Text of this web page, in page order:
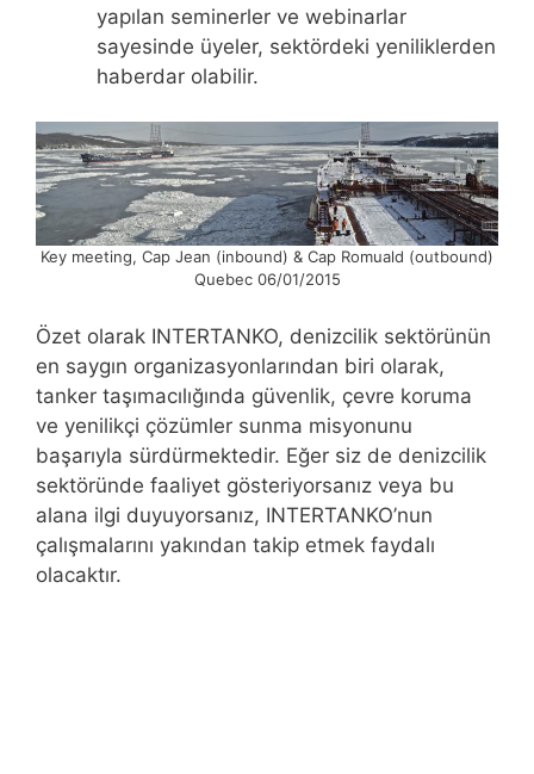
yapılan seminerler ve webinarlar
sayesinde üyeler, sektördeki yeniliklerden
haberdar olabilir.
Key meeting, Cap Jean (inbound) & Cap Romuald (outbound)
Quebec 06/01/2015
Özet olarak INTERTANKO, denizcilik sektörünün
en saygın organizasyonlarından biri olarak,
tanker taşımacılığında güvenlik, çevre koruma
ve yenilikçi çözümler sunma misyonunu
başarıyla sürdürmektedir. Eğer siz de denizcilik
sektöründe faaliyet gösteriyorsanız veya bu
alana ilgi duyuyorsanız, INTERTANKO’nun
çalışmalarını yakından takip etmek faydalı
olacaktır.